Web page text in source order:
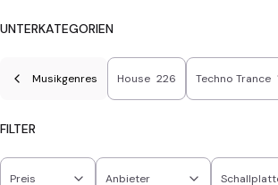
UNTERKATEGORIEN
Musikgenres House 226 Techno Trance
FILTER
Preis Anbieter